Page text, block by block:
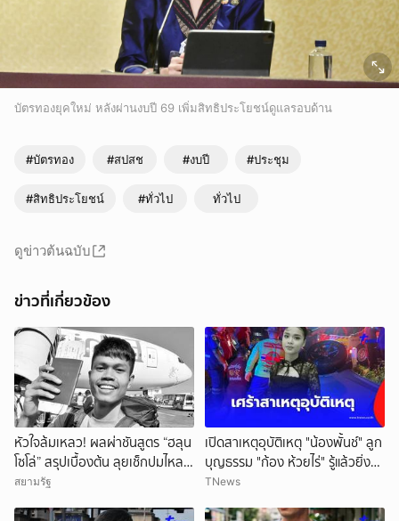
บัตรทองยุคใหม่ หลังผ่านงบปี 69 เพิ่มสิทธิประโยชน์ดูแลรอบด้าน
#บัตรทอง #สปสช #งบปี #ประชุม
#สิทธิประโยชน์ #ทั่วไป ทั่วไป
ดูข่าวต้นฉบับ
ข่าวที่เกี่ยวข้อง
หัวใจล้มเหลว! ผลผ่าชันสูตร “ฮลุน
โซโล่” สรุปเบื้องต้น ลุยเช็กปมไหล
ตาย ยังไม่ตัดทิ้งสารพิษ
สยามรัฐ
เปิดสาเหตุอุบัติเหตุ "น้องพั้นช์" ลูก
บุญธรรม "ก้อง ห้วยไร่" รู้แล้วยิ่ง
สลดใจ
TNews